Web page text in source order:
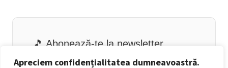
Apreciem confidențialitatea dumneavoastră.
🎵 Abonează-te la newsletter
Email